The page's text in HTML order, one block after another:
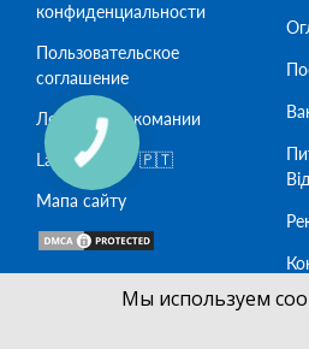
конфиденциальности
Пользовательское
соглашение
Лечение наркомании
Lar de Idosos 🇵🇹
Мапа сайту
SeoСaptainМы используем